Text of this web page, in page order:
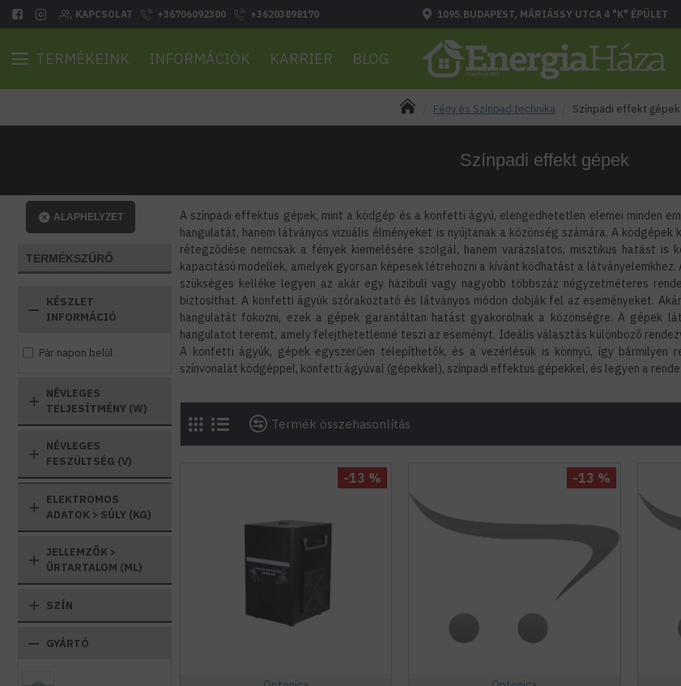
KAPCSOLAT +36706092300 +36203898170 1095.BUDAPEST, MÁRIÁSSY UTCA 4 "K" ÉPÜLET
TERMÉKEINK INFORMÁCIÓK KARRIER BLOG
Fény és Színpad technika Színpadi effekt gépek
Színpadi effekt gépek
TERMÉKSZŰRŐ
ALAPHELYZET
GYÁRTÓ
ELEKTROMOS
ADATOK > SÚLY (KG)
NÉVLEGES
TELJESÍTMÉNY (W)
NÉVLEGES
FESZÜLTSÉG (V)
JELLEMZŐK >
ŰRTARTALOM (ML)
SZÍN
KÉSZLET
INFORMÁCIÓ
Pár napon belül
A színpadi effektus gépek, mint a ködgép és a konfetti ágyú, elengedhetetlen elemei minden
hangulatát, hanem látványos vizuális élményeket is nyújtanak a közönség számára. A
rétegződése nemcsak a fények kiemelésére szolgál, hanem varázslatos, misztikus hatást is
kapacitású modellek, amelyek gyorsan képesek létrehozni a kívánt ködhatást a
szükséges kelléke legyen az akár egy házibuli vagy nagyobb többszáz négyzetméteres
biztosíthat. A konfetti ágyúk szórakoztató és látványos módon dobják fel az eseményeket.
hangulatát fokozni, ezek a gépek garantáltan hatást gyakorolnak a közönségre. A gépek
hangulatot teremt, amely felejthetetlenné teszi az eseményt. Ideális választás különböző
A konfetti ágyúk, gépek egyszerűen telepíthetők, és a vezérlésük is könnyű, így bármilyen
színvonalát ködgéppel, konfetti ágyúval (gépekkel), színpadi effektus gépekkel, és legyen a
Termék összehasonlítás
-13 % -13 %